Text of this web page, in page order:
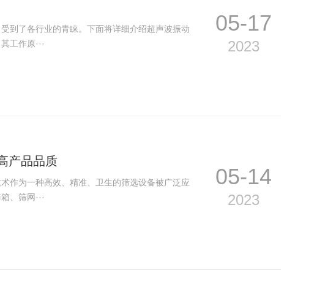
到了各行业的青睐。下面将详细介绍超声波振动
工作原···
05-17
2023
产品品质
作为一种高效、精准、卫生的筛选设备被广泛应
、筛网···
05-14
2023